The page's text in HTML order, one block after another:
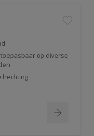
op diverse
hechting